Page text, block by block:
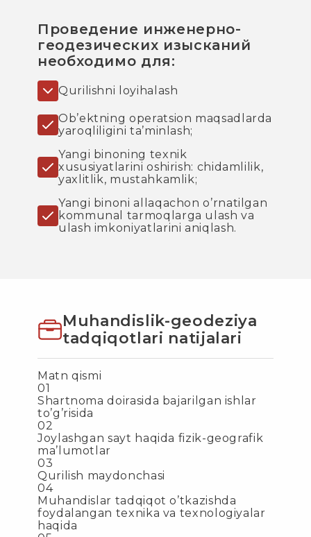
Проведение инженерно-
геодезических изысканий
необходимо для:
Qurilishni loyihalash
Ob’ektning operatsion maqsadlarda
yaroqliligini ta’minlash;
Yangi binoning texnik
xususiyatlarini oshirish: chidamlilik,
yaxlitlik, mustahkamlik;
Yangi binoni allaqachon o’rnatilgan
kommunal tarmoqlarga ulash va
ulash imkoniyatlarini aniqlash.
Muhandislik-geodeziya
tadqiqotlari natijalari
Matn qismi
01
Shartnoma doirasida bajarilgan ishlar
to’g’risida
02
Joylashgan sayt haqida fizik-geografik
ma’lumotlar
03
Qurilish maydonchasi
04
Muhandislar tadqiqot o’tkazishda
foydalangan texnika va texnologiyalar
haqida